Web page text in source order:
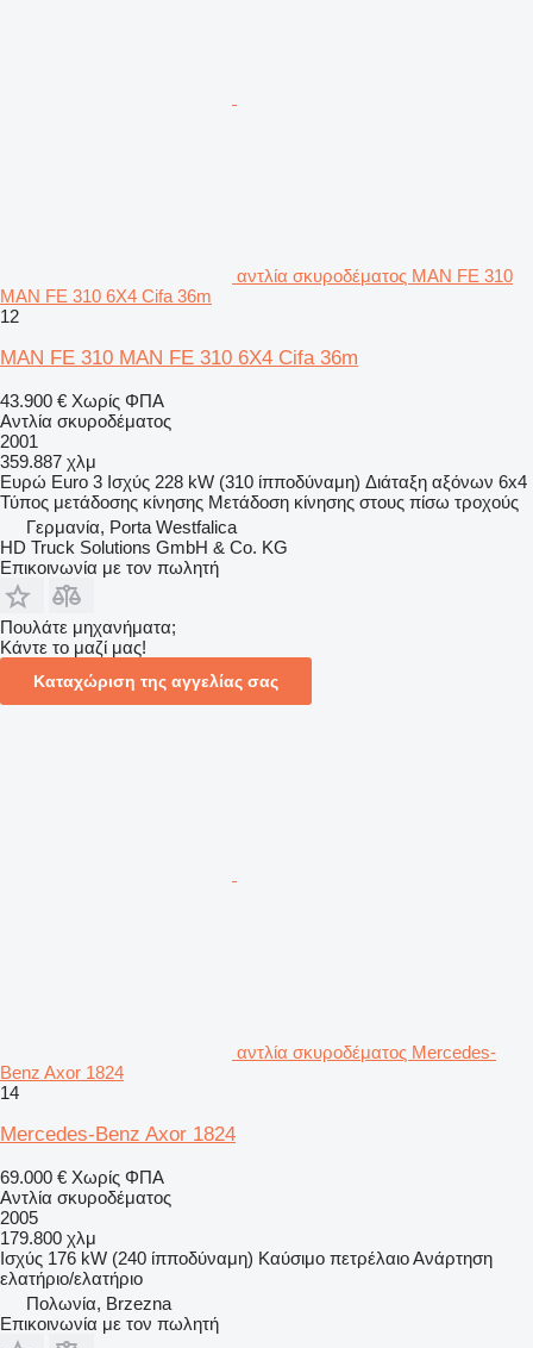
αντλία σκυροδέματος MAN FE 310
MAN FE 310 6X4 Cifa 36m
12
MAN FE 310 MAN FE 310 6X4 Cifa 36m
43.900 € Χωρίς ΦΠΑ
Αντλία σκυροδέματος
2001
359.887 χλμ
Ευρώ Euro 3 Ισχύς 228 kW (310 ίπποδύναμη) Διάταξη αξόνων 6x4
Τύπος μετάδοσης κίνησης Μετάδοση κίνησης στους πίσω τροχούς
Γερμανία, Porta Westfalica
HD Truck Solutions GmbH & Co. KG
Επικοινωνία με τον πωλητή
Πουλάτε μηχανήματα;
Κάντε το μαζί μας!
Καταχώριση της αγγελίας σας
αντλία σκυροδέματος Mercedes-
Benz Axor 1824
14
Mercedes-Benz Axor 1824
69.000 € Χωρίς ΦΠΑ
Αντλία σκυροδέματος
2005
179.800 χλμ
Ισχύς 176 kW (240 ίπποδύναμη) Καύσιμο πετρέλαιοΑνάρτηση
ελατήριο/ελατήριο
Πολωνία, Brzezna
Επικοινωνία με τον πωλητή